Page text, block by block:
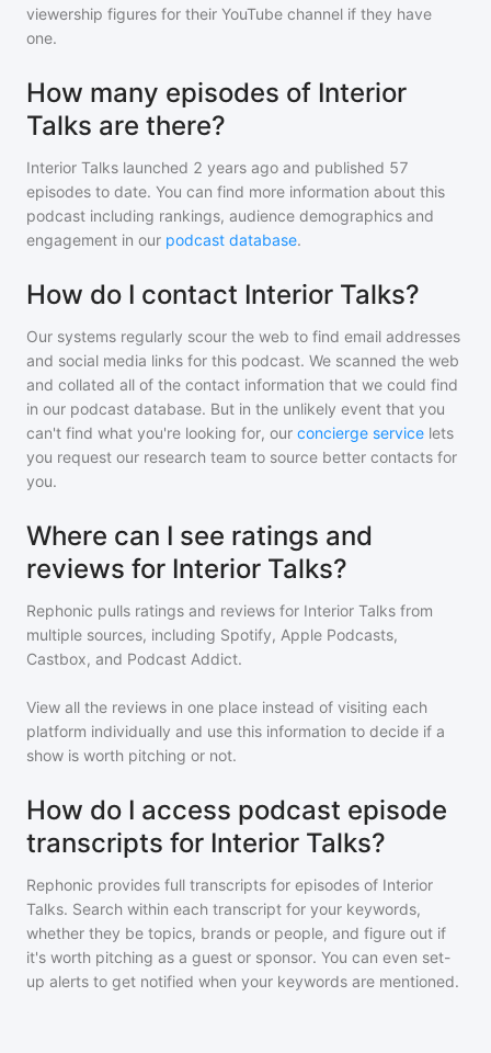
viewership figures for their YouTube channel if they have
one.
How many episodes of Interior
Talks are there?
Interior Talks launched 2 years ago and published 57
episodes to date. You can find more information about this
podcast including rankings, audience demographics and
engagement in our podcast database.
How do I contact Interior Talks?
Our systems regularly scour the web to find email addresses
and social media links for this podcast. We scanned the web
and collated all of the contact information that we could find
in our podcast database. But in the unlikely event that you
can't find what you're looking for, our concierge service lets
you request our research team to source better contacts for
you.
Where can I see ratings and
reviews for Interior Talks?
Rephonic pulls ratings and reviews for Interior Talks from
multiple sources, including Spotify, Apple Podcasts,
Castbox, and Podcast Addict.
View all the reviews in one place instead of visiting each
platform individually and use this information to decide if a
show is worth pitching or not.
How do I access podcast episode
transcripts for Interior Talks?
Rephonic provides full transcripts for episodes of Interior
Talks. Search within each transcript for your keywords,
whether they be topics, brands or people, and figure out if
it's worth pitching as a guest or sponsor. You can even set-
up alerts to get notified when your keywords are mentioned.